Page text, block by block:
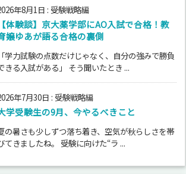
年8月1日 : 受験戦略編
【体験談】京大薬学部にAO入試で合格！教
嬢ゆあが語る合格の裏側
「学力試験の点数だけじゃなく、自分の強みで勝負
きる入試がある」 そう聞いたとき ...
年7月30日 : 受験戦略編
学受験生の9月、今やるべきこと
の暑さも少しずつ落ち着き、空気が秋らしさを帯
てきましたね。 受験に向けた“ラ ...